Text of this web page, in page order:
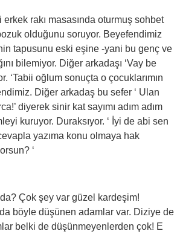
rakı masasında oturmuş sohbet
olduğunu soruyor. Beyefendimiz
tapusunu eski eşine -yani bu genç ve
bilemiyor. Diğer arkadaşı ‘Vay be
‘Tabii oğlum sonuçta o çocuklarımın
Diğer arkadaş bu sefer ‘ Ulan
diyerek sinir kat sayımı adım adım
kuruyor. Duraksıyor. ‘ İyi de abi sen
yazıma konu olmaya hak
‘
Çok şey var güzel kardeşim!
böyle düşünen adamlar var. Diziye de
belki de düşünmeyenlerden çok! E